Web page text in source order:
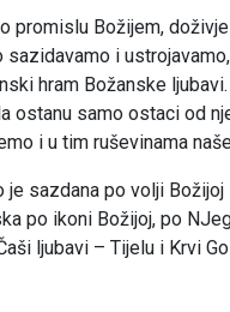
promislu Božijem,
i
hram Božanske
ostanu samo ostaci od
i u tim ruševinama
sazdana po volji
po ikoni Božijoj, po
ljubavi – Tijelu i Krvi